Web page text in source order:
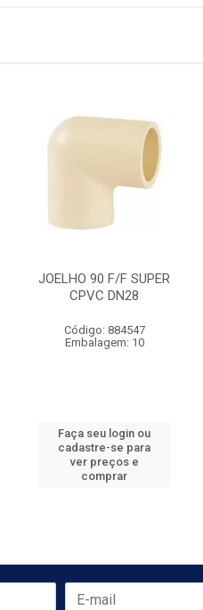
JOELHO 90 F/F SUPER
CPVC DN28
Código: 884547
Embalagem: 10
Faça seu login ou
cadastre-se para
ver preços e
comprar